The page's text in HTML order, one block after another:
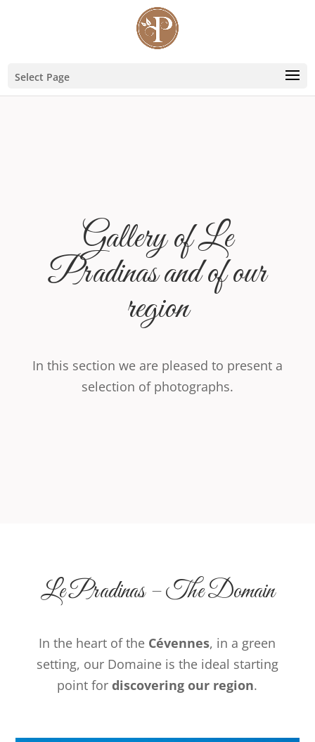
Select Page
Gallery of Le
Pradinas and of our
region
In this section we are pleased to present a
selection of photographs.
Le Pradinas – The Domain
In the heart of the Cévennes, in a green
setting, our Domaine is the ideal starting
point fordiscovering our region.